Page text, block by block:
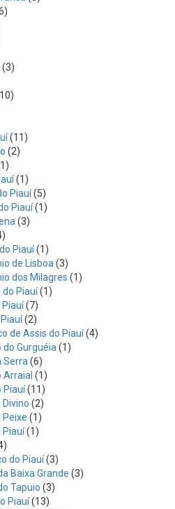
(3)
(11)
(2)
(1)
Piauí(5)
Piauí(1)
(3)
Piauí(1)
de Lisboa (3)
dos Milagres (1)
do Piauí(1)
Piauí(7)
(2)
de Assis do Piauí(4)
do Gurguéia (1)
Serra (6)
Arraial (1)
Piauí(11)
(2)
Peixe (1)
Piauí(1)
do Piauí(3)
Baixa Grande (3)
Tapuio (3)
Piauí(13)